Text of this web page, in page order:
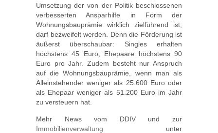
Umsetzung der von der Politik beschlossenen
verbesserten Ansparhilfe in Form der
Wohnungsbauprämie wirklich zielführend ist,
darf bezweifelt werden. Denn die Förderung ist
äußerst überschaubar: Singles erhalten
höchstens 45 Euro, Ehepaare höchstens 90
Euro pro Jahr. Zudem besteht nur Anspruch
auf die Wohnungsbauprämie, wenn man als
Alleinstehender weniger als 25.600 Euro oder
als Ehepaar weniger als 51.200 Euro im Jahr
zu versteuern hat.
Mehr News vom DDIV und zur
Immobilienverwaltung unter